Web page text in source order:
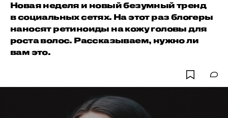
Новая неделя и новый безумный тренд
в социальных сетях. На этот раз блогеры
наносят ретиноиды на кожу головы для
роста волос. Рассказываем, нужно ли
вам это.